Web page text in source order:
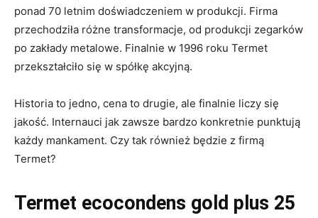
ponad 70 letnim doświadczeniem w produkcji. Firma
przechodziła różne transformacje, od produkcji zegarków
po zakłady metalowe. Finalnie w 1996 roku Termet
przekształciło się w spółkę akcyjną.
Historia to jedno, cena to drugie, ale finalnie liczy się
jakość. Internauci jak zawsze bardzo konkretnie punktują
każdy mankament. Czy tak również będzie z firmą
Termet?
Termet ecocondens gold plus 25